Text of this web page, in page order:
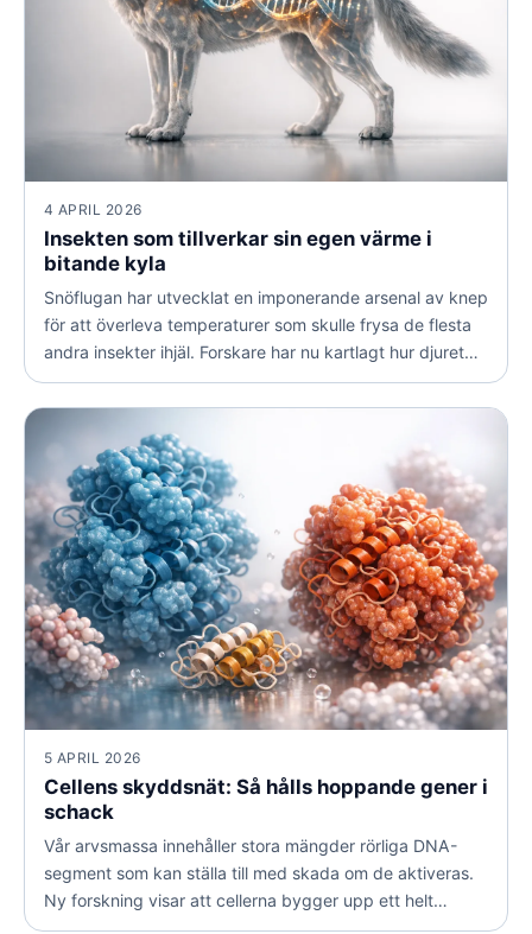
4 APRIL 2026
Insekten som tillverkar sin egen värme i
bitande kyla
Snöflugan har utvecklat en imponerande arsenal av knep
för att överleva temperaturer som skulle frysa de flesta
andra insekter ihjäl. Forskare har nu kartlagt hur djuret
klarar köld genom allt från frostskyddsproteiner till egen
värmeproduktion.
5 APRIL 2026
Cellens skyddsnät: Så hålls hoppande gener i
schack
Vår arvsmassa innehåller stora mängder rörliga DNA-
segment som kan ställa till med skada om de aktiveras.
Ny forskning visar att cellerna bygger upp ett helt
nätverk av proteiner för att tysta dessa potentiellt farliga